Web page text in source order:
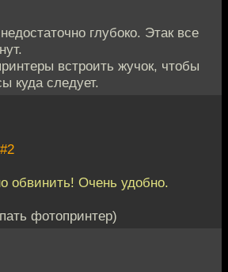
глубоко. Этак все
встроить жучок, чтобы
куда следует.
#2
обвинить! Очень удобно.
фотопринтер)